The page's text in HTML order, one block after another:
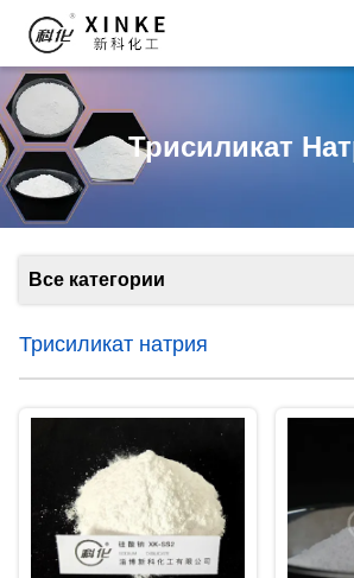
Трисиликат
Все категории
Трисиликат натрия